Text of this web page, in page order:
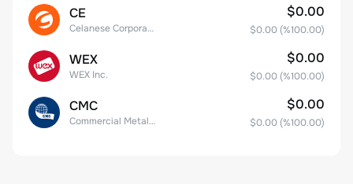
CE
Celanese Corporation Common Stock
$0.00
$0.00 (%100.00)
WEX
WEX Inc.
$0.00
$0.00 (%100.00)
CMC
Commercial Metals Company
$0.00
$0.00 (%100.00)